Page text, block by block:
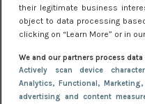
their legitimate business
object to data processing
clicking on “Learn More” or in
We and our partners process
Actively scan device
Analytics, Functional, Marketing
advertising and content
NIEUWS
Hoe
trends
NIEUWS